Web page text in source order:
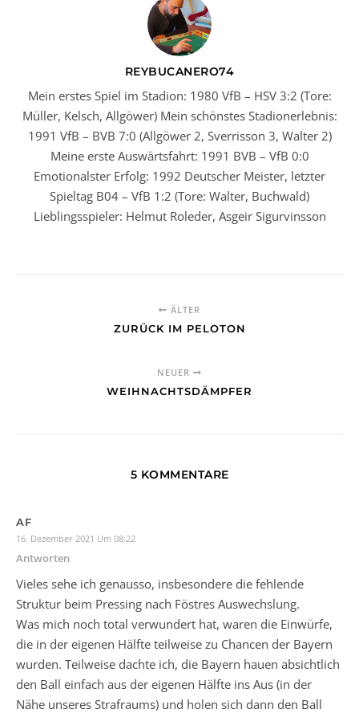
REYBUCANERO74
Mein erstes Spiel im Stadion: 1980 VfB – HSV 3:2 (Tore:
Müller, Kelsch, Allgöwer) Mein schönstes Stadionerlebnis:
1991 VfB – BVB 7:0 (Allgöwer 2, Sverrisson 3, Walter 2)
Meine erste Auswärtsfahrt: 1991 BVB – VfB 0:0
Emotionalster Erfolg: 1992 Deutscher Meister, letzter
Spieltag B04 – VfB 1:2 (Tore: Walter, Buchwald)
Lieblingsspieler: Helmut Roleder, Asgeir Sigurvinsson
ÄLTER
ZURÜCK IM PELOTON
NEUER
WEIHNACHTSDÄMPFER
5 KOMMENTARE
AF
16. Dezember 2021 Um 08:22
Antworten
Vieles sehe ich genausso, insbesondere die fehlende
Struktur beim Pressing nach Föstres Auswechslung.
Was mich noch total verwundert hat, waren die Einwürfe,
die in der eigenen Hälfte teilweise zu Chancen der Bayern
wurden. Teilweise dachte ich, die Bayern hauen absichtlich
den Ball einfach aus der eigenen Hälfte ins Aus (in der
Nähe unseres Strafraums) und holen sich dann den Ball